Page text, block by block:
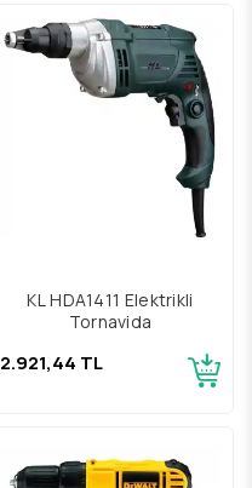
KL HDA1411 Elektrikli
Tornavida
2.921,44 TL